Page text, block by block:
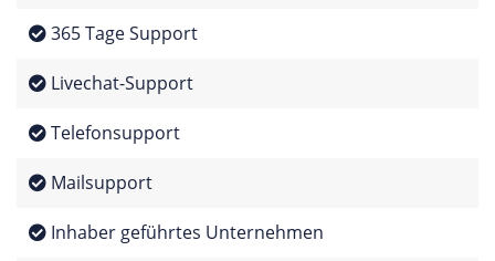
365 Tage Support
Livechat-Support
Telefonsupport
Mailsupport
Inhaber geführtes Unternehmen